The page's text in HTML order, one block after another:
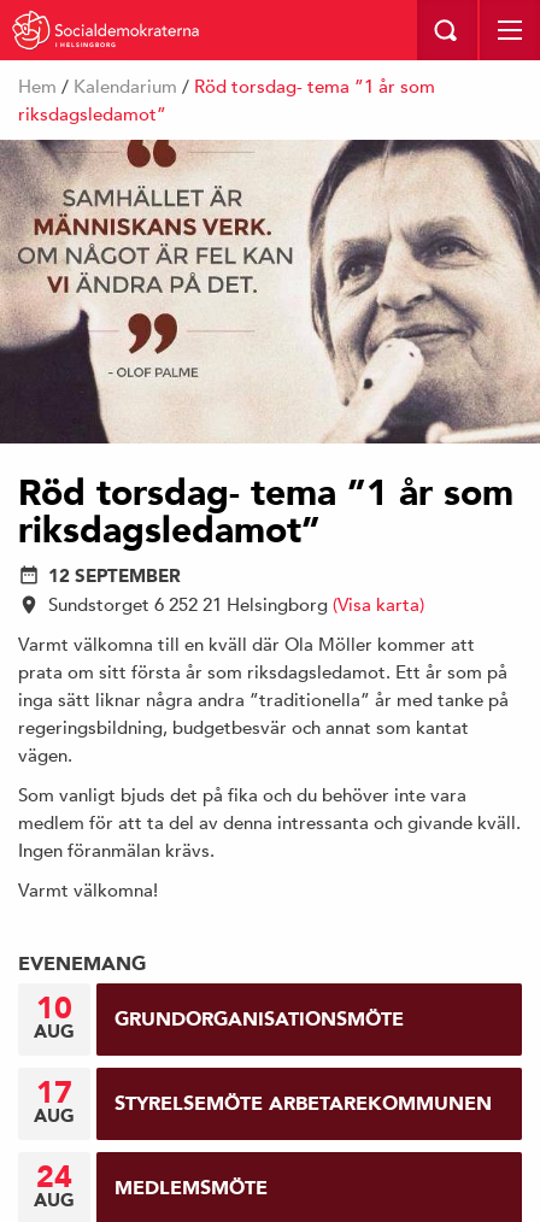
I HELSINGBORG
Hem / Kalendarium / Röd torsdag- tema ”1 år som
riksdagsledamot”
Röd torsdag- tema ”1 år som
riksdagsledamot”
12 SEPTEMBER
Sundstorget 6 252 21 Helsingborg (Visa karta)
Varmt välkomna till en kväll där Ola Möller kommer att
prata om sitt första år som riksdagsledamot. Ett år som på
inga sätt liknar några andra ”traditionella” år med tanke på
regeringsbildning, budgetbesvär och annat som kantat
vägen.
Som vanligt bjuds det på fika och du behöver inte vara
medlem för att ta del av denna intressanta och givande kväll.
Ingen föranmälan krävs.
Varmt välkomna!
EVENEMANG
10
AUG GRUNDORGANISATIONSMÖTE
17
AUG STYRELSEMÖTE ARBETAREKOMMUNEN
24
AUG MEDLEMSMÖTE